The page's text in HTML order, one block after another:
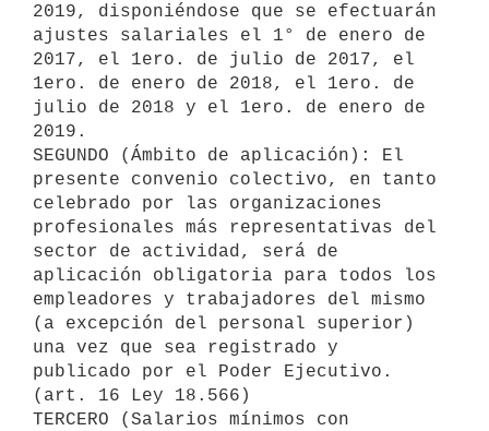
2019, disponiéndose que se efectuarán
ajustes salariales el 1° de enero de
2017, el 1ero. de julio de 2017, el
1ero. de enero de 2018, el 1ero. de
julio de 2018 y el 1ero. de enero de
2019.
SEGUNDO (Ámbito de aplicación): El
presente convenio colectivo, en tanto
celebrado por las organizaciones
profesionales más representativas del
sector de actividad, será de
aplicación obligatoria para todos los
empleadores y trabajadores del mismo
(a excepción del personal superior)
una vez que sea registrado y
publicado por el Poder Ejecutivo.
(art. 16 Ley 18.566)
TERCERO (Salarios mínimos con